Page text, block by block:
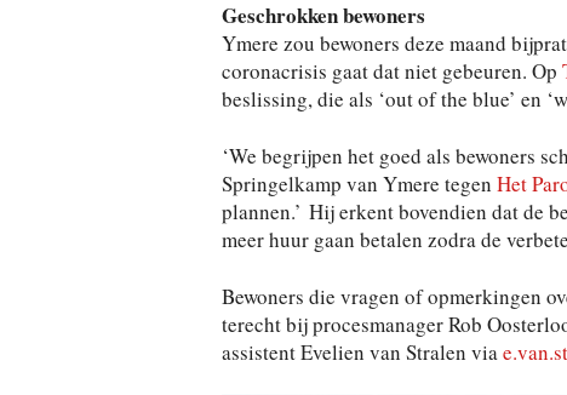
Geschrokken bewoners
Ymere zou bewoners deze maand
coronacrisis gaat dat niet gebeuren. Op
beslissing, die als ‘out of the blue’ en
‘We begrijpen het goed als bewoners
Springelkamp van Ymere tegen Het
plannen.’ Hij erkent bovendien dat de
meer huur gaan betalen zodra de
Bewoners die vragen of opmerkingen
terecht bij procesmanager Rob
assistent Evelien van Stralen via